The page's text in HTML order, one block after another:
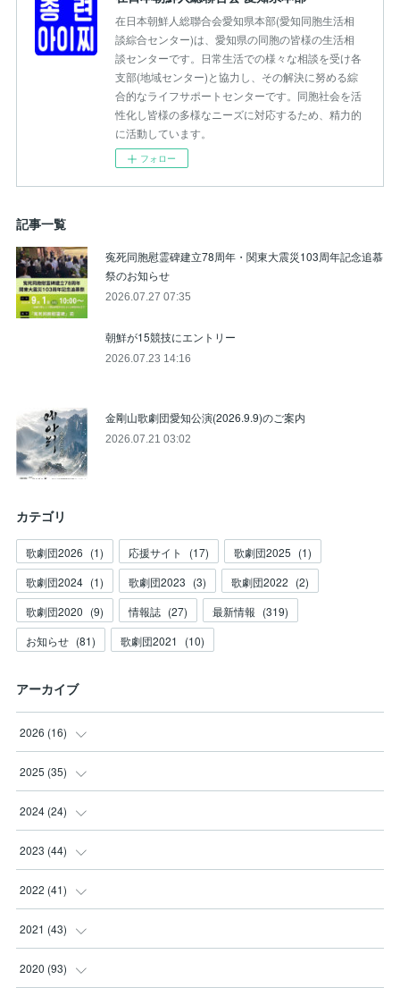
在日本朝鮮人総聯合会愛知県本部(愛知同胞生活相
談綜合センター)は、愛知県の同胞の皆様の生活相
談センターです。日常生活での様々な相談を受け各
支部(地域センター)と協力し、その解決に努める綜
合的なライフサポートセンターです。同胞社会を活
性化し皆様の多様なニーズに対応するため、精力的
に活動しています。
フォロー
記事一覧
寃死同胞慰霊碑建立78周年・関東大震災103周年記念追慕
祭のお知らせ
2026.07.27 07:35
朝鮮が15競技にエントリー
2026.07.23 14:16
金剛山歌劇団愛知公演(2026.9.9)のご案内
2026.07.21 03:02
カテゴリ
歌劇団2026 (1) 応援サイト (17) 歌劇団2025 (1)
歌劇団2024 (1) 歌劇団2023 (3) 歌劇団2022 (2)
歌劇団2020 (9) 情報誌 (27) 最新情報 (319)
お知らせ (81) 歌劇団2021 (10)
アーカイブ
2026 (16)
(3
(2
(2
(3
2025 (35)
(3
(2
(8
(8
2024 (24)
(3
(3
(2
(3
2023 (44)
(3
(3
(6
2022 (41)
(1
(2
2021 (43)
(5
2020 (93)